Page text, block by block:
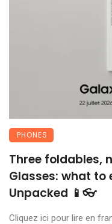
PHONES
Three foldables,
Glasses: what to
Unpacked 📱👓
Cliquez ici pour lire en